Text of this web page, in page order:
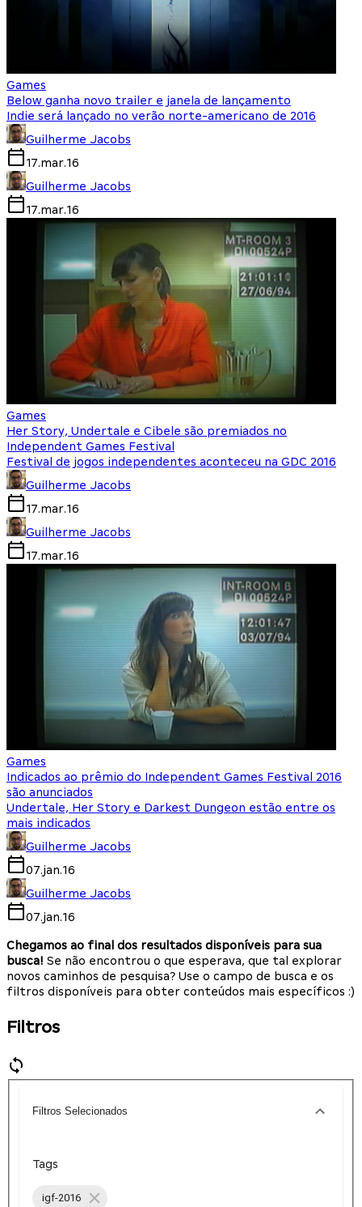
Games
Below ganha novo trailer e janela de lançamento
Indie será lançado no verão norte-americano de 2016
Guilherme Jacobs
17.mar.16
Guilherme Jacobs
17.mar.16
Games
Her Story, Undertale e Cibele são premiados no
Independent Games Festival
Festival de jogos independentes aconteceu na GDC 2016
Guilherme Jacobs
17.mar.16
Guilherme Jacobs
17.mar.16
Games
Indicados ao prêmio do Independent Games Festival 2016
são anunciados
Undertale, Her Story e Darkest Dungeon estão entre os
mais indicados
Guilherme Jacobs
07.jan.16
Guilherme Jacobs
07.jan.16
Chegamos ao final dos resultados disponíveis para sua
busca! Se não encontrou o que esperava, que tal explorar
novos caminhos de pesquisa? Use o campo de busca e os
filtros disponíveis para obter conteúdos mais específicos :)
Filtros
Filtros Selecionados
Tags
igf-2016